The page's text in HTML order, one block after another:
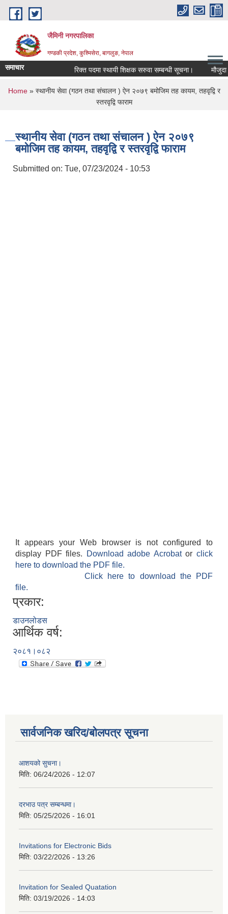
Skip to main content
जैमिनी नगरपालिका
गण्डकी प्रदेश, कुश्मिसेरा, बागलुङ, नेपाल
समाचार रिक्त पदमा स्थायी शिक्षक सरुवा सम्बन्धी सूचना। मौजुदा
You are here
Home» स्थानीय सेवा (गठन तथा संचालन ) ऐन २०७९ बमोजिम तह कायम, तहवृद्वि र
स्तरवृद्वि फाराम
स्थानीय सेवा (गठन तथा संचालन ) ऐन २०७९
बमोजिम तह कायम, तहवृद्वि र स्तरवृद्वि फाराम
Submitted on: Tue, 07/23/2024 - 10:53
It appears your Web browser is not configured to
display PDF files.
Download adobe Acrobatorclick
here to download the PDF file.
Click here to download the PDF
file.
प्रकार:
डाउनलोडस
आर्थिक वर्ष:
२०८१।०८२
सार्वजनिक खरिद/बोलपत्र सूचना
आशयको सुचना।
मिति: 06/24/2026 - 12:07
दरभाउ पत्र सम्बन्धमा।
मिति: 05/25/2026 - 16:01
Invitations for Electronic Bids
मिति: 03/22/2026 - 13:26
Invitation for Sealed Quatation
मिति: 03/19/2026 - 14:03